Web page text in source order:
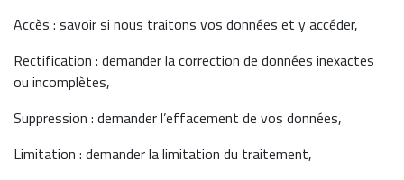
Accès : savoir si nous traitons vos données et y accéder,
Rectification : demander la correction de données inexactes
ou incomplètes,
Suppression : demander l’effacement de vos données,
Limitation : demander la limitation du traitement,